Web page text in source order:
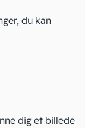
du kan
dig et billede